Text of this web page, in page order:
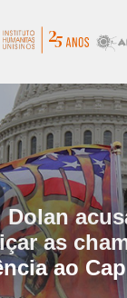
Dolan
as
ao